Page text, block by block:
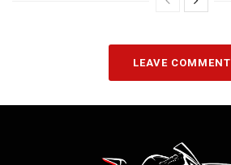
LEAVE COMMENT